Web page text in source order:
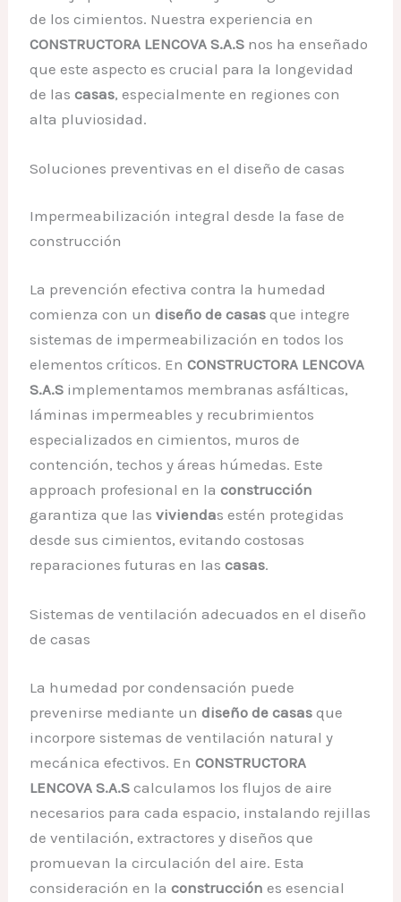
de los cimientos. Nuestra experiencia en
CONSTRUCTORA LENCOVA S.A.S nos ha enseñado
que este aspecto es crucial para la longevidad
de lascasas, especialmente en regiones con
alta pluviosidad.
Soluciones preventivas en el diseño de casas
Impermeabilización integral desde la fase de
construcción
La prevención efectiva contra la humedad
comienza con undiseño de casas que integre
sistemas de impermeabilización en todos los
elementos críticos. EnCONSTRUCTORA LENCOVA
S.A.S implementamos membranas asfálticas,
láminas impermeables y recubrimientos
especializados en cimientos, muros de
contención, techos y áreas húmedas. Este
approach profesional en laconstrucción
garantiza que lasviviendas estén protegidas
desde sus cimientos, evitando costosas
reparaciones futuras en lascasas.
Sistemas de ventilación adecuados en el diseño
de casas
La humedad por condensación puede
prevenirse mediante undiseño de casas que
incorpore sistemas de ventilación natural y
mecánica efectivos. EnCONSTRUCTORA
LENCOVA S.A.S calculamos los flujos de aire
necesarios para cada espacio, instalando rejillas
de ventilación, extractores y diseños que
promuevan la circulación del aire. Esta
consideración en laconstrucción es esencial